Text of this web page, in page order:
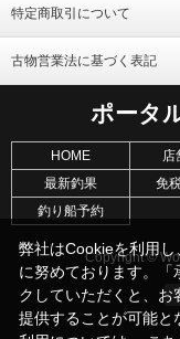
特定商取引について
古物営業法に基づく表記
ポータ
HOME 店
最新釣果
免
釣り船予約
Copyright ©
弊社はCookieを利用
に努めております。「
クしていただくと、お
提供することが可能と